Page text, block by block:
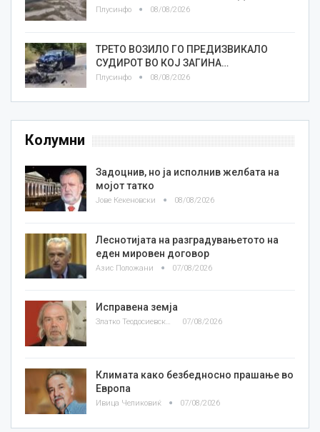
Плусинфо 08/08/2026
ТРЕТО ВОЗИЛО ГО ПРЕДИЗВИКАЛО
СУДИРОТ ВО КОЈ ЗАГИНА…
Плусинфо 08/08/2026
Колумни
Задоцнив, но ја исполнив желбата на
мојот татко
Јове Кекеновски 08/08/2026
Леснотијата на разградувањетото на
еден мировен договор
Азис Положани 07/08/2026
Исправена земја
Златко Теодосиевски 07/08/2026
Климата како безбедносно прашање во
Европа
Ивица Челиковиќ 07/08/2026